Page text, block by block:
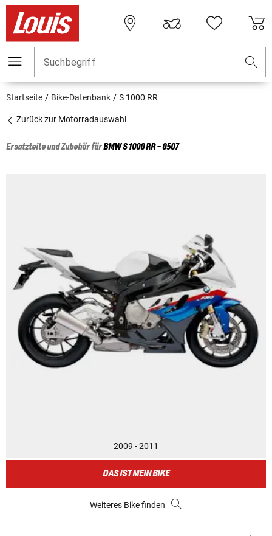
Suchbegriff
Startseite Bike-Datenbank S 1000 RR
Zurück zur Motorradauswahl
Ersatzteile und Zubehör fürBMWS 1000 RR - 0507
2009 - 2011
DAS IST MEIN BIKE
Weiteres Bike finden